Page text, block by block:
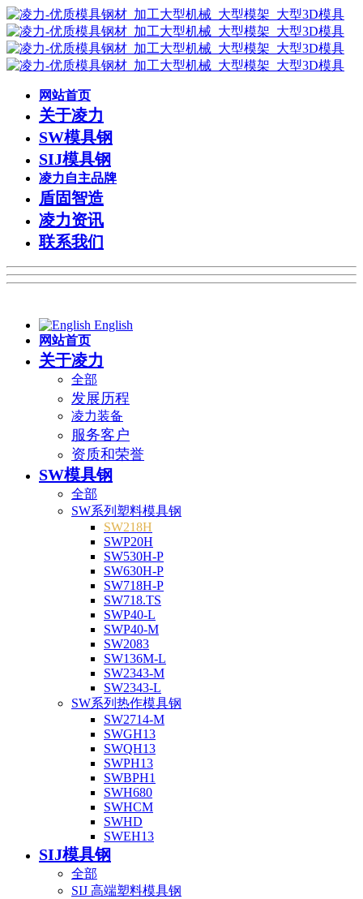
网站首页
关于凌力
SW模具钢
SIJ模具钢
凌力自主品牌
盾固智造
凌力资讯
联系我们
English
网站首页
关于凌力
全部
发展历程
凌力装备
服务客户
资质和荣誉
SW模具钢
全部
SW系列塑料模具钢
SW218H
SWP20H
SW530H-P
SW630H-P
SW718H-P
SW718.TS
SWP40-L
SWP40-M
SW2083
SW136M-L
SW2343-M
SW2343-L
SW系列热作模具钢
SW2714-M
SWGH13
SWQH13
SWPH13
SWBPH1
SWH680
SWHCM
SWHD
SWEH13
SIJ模具钢
全部
SIJ 高端塑料模具钢